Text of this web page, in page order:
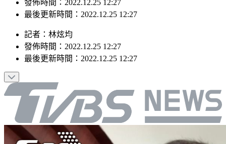
發佈時間：2022.12.25 12:27
最後更新時間：2022.12.25 12:27
記者 ： 林炫均
發佈時間： 2022.12.25 12:27
最後更新時間： 2022.12.25 12:27